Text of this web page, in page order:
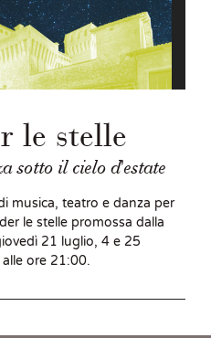
le stelle
sotto il cielo d'estate
musica, teatro e danza per
le stelle promossa dalla
21 luglio, 4 e 25
ore 21:00.